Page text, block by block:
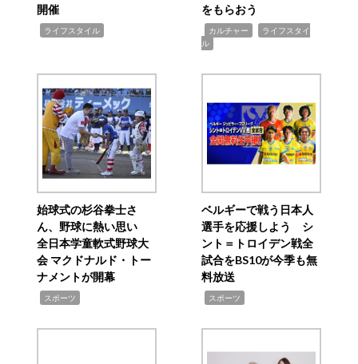
開催
ライフスタイル
をもらおう
カルチャー
ライフスタイ
ル
始球式の杉谷拳士さ
ん、野球に熱い思い
全日本学童軟式野球大
会 マクドナルド・トー
ナメントが開幕
スポーツ
ベルギーで戦う日本人
選手を応援しよう シ
ント＝トロイデン戦全
試合をBS10が今季も無
料放送
スポーツ